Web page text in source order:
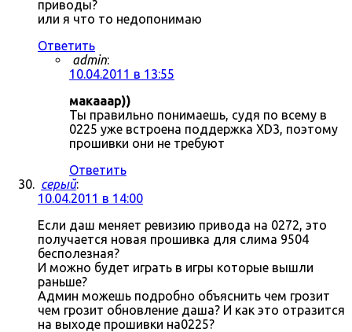
приводы?
или я что то недопонимаю
Ответить
admin:
10.04.2011 в 13:55
макааар))
Ты правильно понимаешь, судя по всему в
0225 уже встроена поддержка XD3, поэтому
прошивки они не требуют
Ответить
серый:
10.04.2011 в 14:00
Если даш меняет ревизию привода на 0272, это
получается новая прошивка для слима 9504
бесполезная?
И можно будет играть в игры которые вышли
раньше?
Админ можешь подробно объяснить чем грозит
чем грозит обновление даша? И как это отразится
на выходе прошивки на0225?